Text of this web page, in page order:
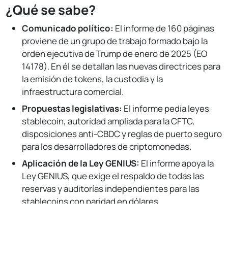
¿Qué se sabe?
Comunicado político: El informe de 160 páginas
proviene de un grupo de trabajo formado bajo la
orden ejecutiva de Trump de enero de 2025 (EO
14178). En él se detallan las nuevas directrices para
la emisión de tokens, la custodia y la
infraestructura comercial.
Propuestas legislativas: El informe pedía leyes
stablecoin, autoridad ampliada para la CFTC,
disposiciones anti-CBDC y reglas de puerto seguro
para los desarrolladores de criptomonedas.
Aplicación de la Ley GENIUS: El informe apoya la
Ley GENIUS, que exige el respaldo de todas las
reservas y auditorías independientes para las
stablecoins con paridad en dólares.